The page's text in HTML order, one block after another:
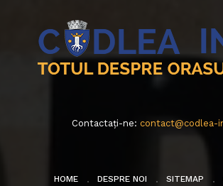
Contactați-ne: contact@codlea-
HOME DESPRE NOI SITEMAP